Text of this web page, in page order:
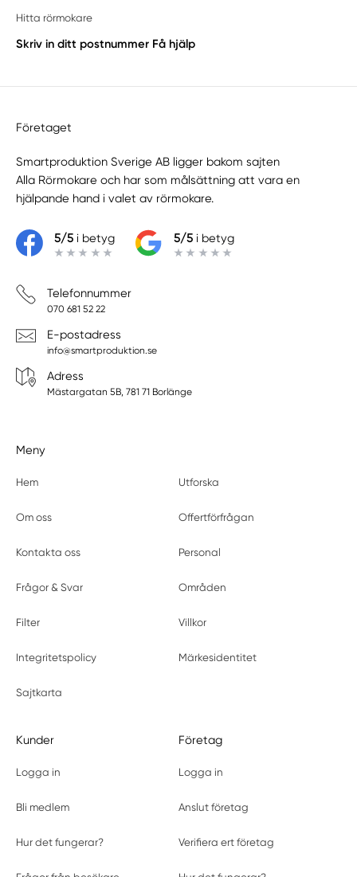
Hitta rörmokare
Skriv in ditt postnummer Få hjälp
Företaget
Smartproduktion Sverige AB ligger bakom sajten
Alla Rörmokare och har som målsättning att vara en
hjälpande hand i valet av rörmokare.
5/5i betyg 5/5i betyg
Telefonnummer
070 681 52 22
E-postadress
info@smartproduktion.se
Adress
Mästargatan 5B, 781 71 Borlänge
Meny
Hem Utforska
Om oss Offertförfrågan
Kontakta oss Personal
Frågor & Svar Områden
Filter Villkor
Integritetspolicy Märkesidentitet
Sajtkarta
Kunder
Logga in
Bli medlem
Hur det fungerar?
Företag
Logga in
Anslut företag
Verifiera ert företag